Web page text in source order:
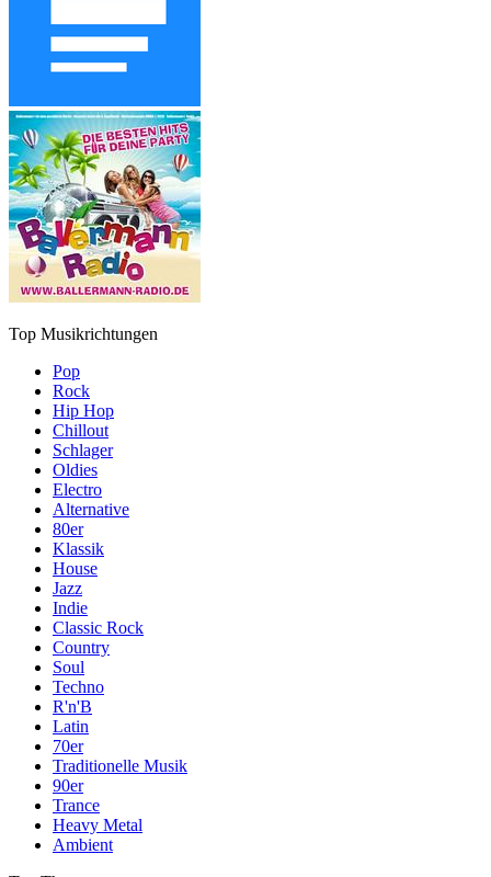
Top Musikrichtungen
Pop
Rock
Hip Hop
Chillout
Schlager
Oldies
Electro
Alternative
80er
Klassik
House
Jazz
Indie
Classic Rock
Country
Soul
Techno
R'n'B
Latin
70er
Traditionelle Musik
90er
Trance
Heavy Metal
Ambient